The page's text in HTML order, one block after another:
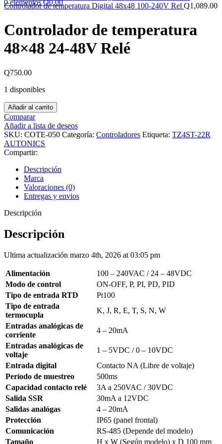
0elementos Q0.00
Controlador de temperatura Digital 48x48 100-240V Rel Q1,089.00
Controlador de temperatura
48×48 24-48V Relé
Q750.00
1 disponibles
Controlador
de
temperatura
48x48
24-
48V
cantidad
Añadir al carrito
Comparar
Añadir a lista de deseos
SKU: COTE-050 Categoría: Controladores Etiqueta: TZ4ST-22R
AUTONICS
Compartir:
Descripción
Marca
Valoraciones (0)
Entregas y envios
Descripción
Descripción
Ultima actualización marzo 4th, 2026 at 03:05 pm
Alimentación
100 – 240VAC / 24 – 48VDC
Modo de control
ON-OFF, P, PI, PD, PID
Tipo de entrada RTD
Pt100
Tipo de entrada
termocupla
K, J, R, E, T, S, N, W
Entradas analógicas de
corriente
4 – 20mA
Entradas analógicas de
voltaje
1 – 5VDC / 0 – 10VDC
Entrada digital
Contacto NA (Libre de voltaje)
Período de muestreo
500ms
Capacidad contacto relé
3A a 250VAC / 30VDC
Salida SSR
30mA a 12VDC
Salidas analógas
4 – 20mA
Protección
IP65 (panel frontal)
Comunicación
RS-485 (Depende del modelo)
Tamaño
H x W (Según modelo) x D 100 mm